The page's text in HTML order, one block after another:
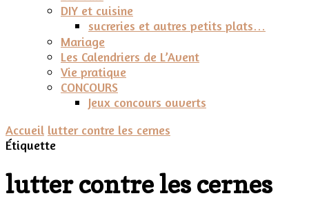
DIY et cuisine
sucreries et autres petits plats…
Mariage
Les Calendriers de L’Avent
Vie pratique
CONCOURS
Jeux concours ouverts
Accueil lutter contre les cernes
Étiquette
lutter contre les cernes